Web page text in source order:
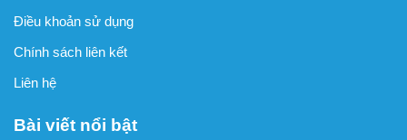
Điều khoản sử dụng
Chính sách liên kết
Liên hệ
Bài viết nổi bật